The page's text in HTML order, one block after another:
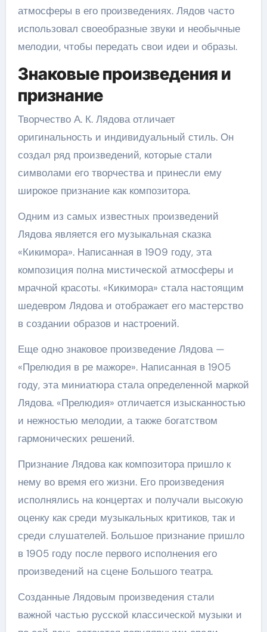
атмосферы в его произведениях. Лядов часто
использовал своеобразные звуки и необычные
мелодии, чтобы передать свои идеи и образы.
Знаковые произведения и
признание
Творчество А. К. Лядова отличает
оригинальность и индивидуальный стиль. Он
создал ряд произведений, которые стали
символами его творчества и принесли ему
широкое признание как композитора.
Одним из самых известных произведений
Лядова является его музыкальная сказка
«Кикимора». Написанная в 1909 году, эта
композиция полна мистической атмосферы и
мрачной красоты. «Кикимора» стала настоящим
шедевром Лядова и отображает его мастерство
в создании образов и настроений.
Еще одно знаковое произведение Лядова —
«Прелюдия в ре мажоре». Написанная в 1905
году, эта миниатюра стала определенной маркой
Лядова. «Прелюдия» отличается изысканностью
и нежностью мелодии, а также богатством
гармонических решений.
Признание Лядова как композитора пришло к
нему во время его жизни. Его произведения
исполнялись на концертах и получали высокую
оценку как среди музыкальных критиков, так и
среди слушателей. Большое признание пришло
в 1905 году после первого исполнения его
произведений на сцене Большого театра.
Созданные Лядовым произведения стали
важной частью русской классической музыки и